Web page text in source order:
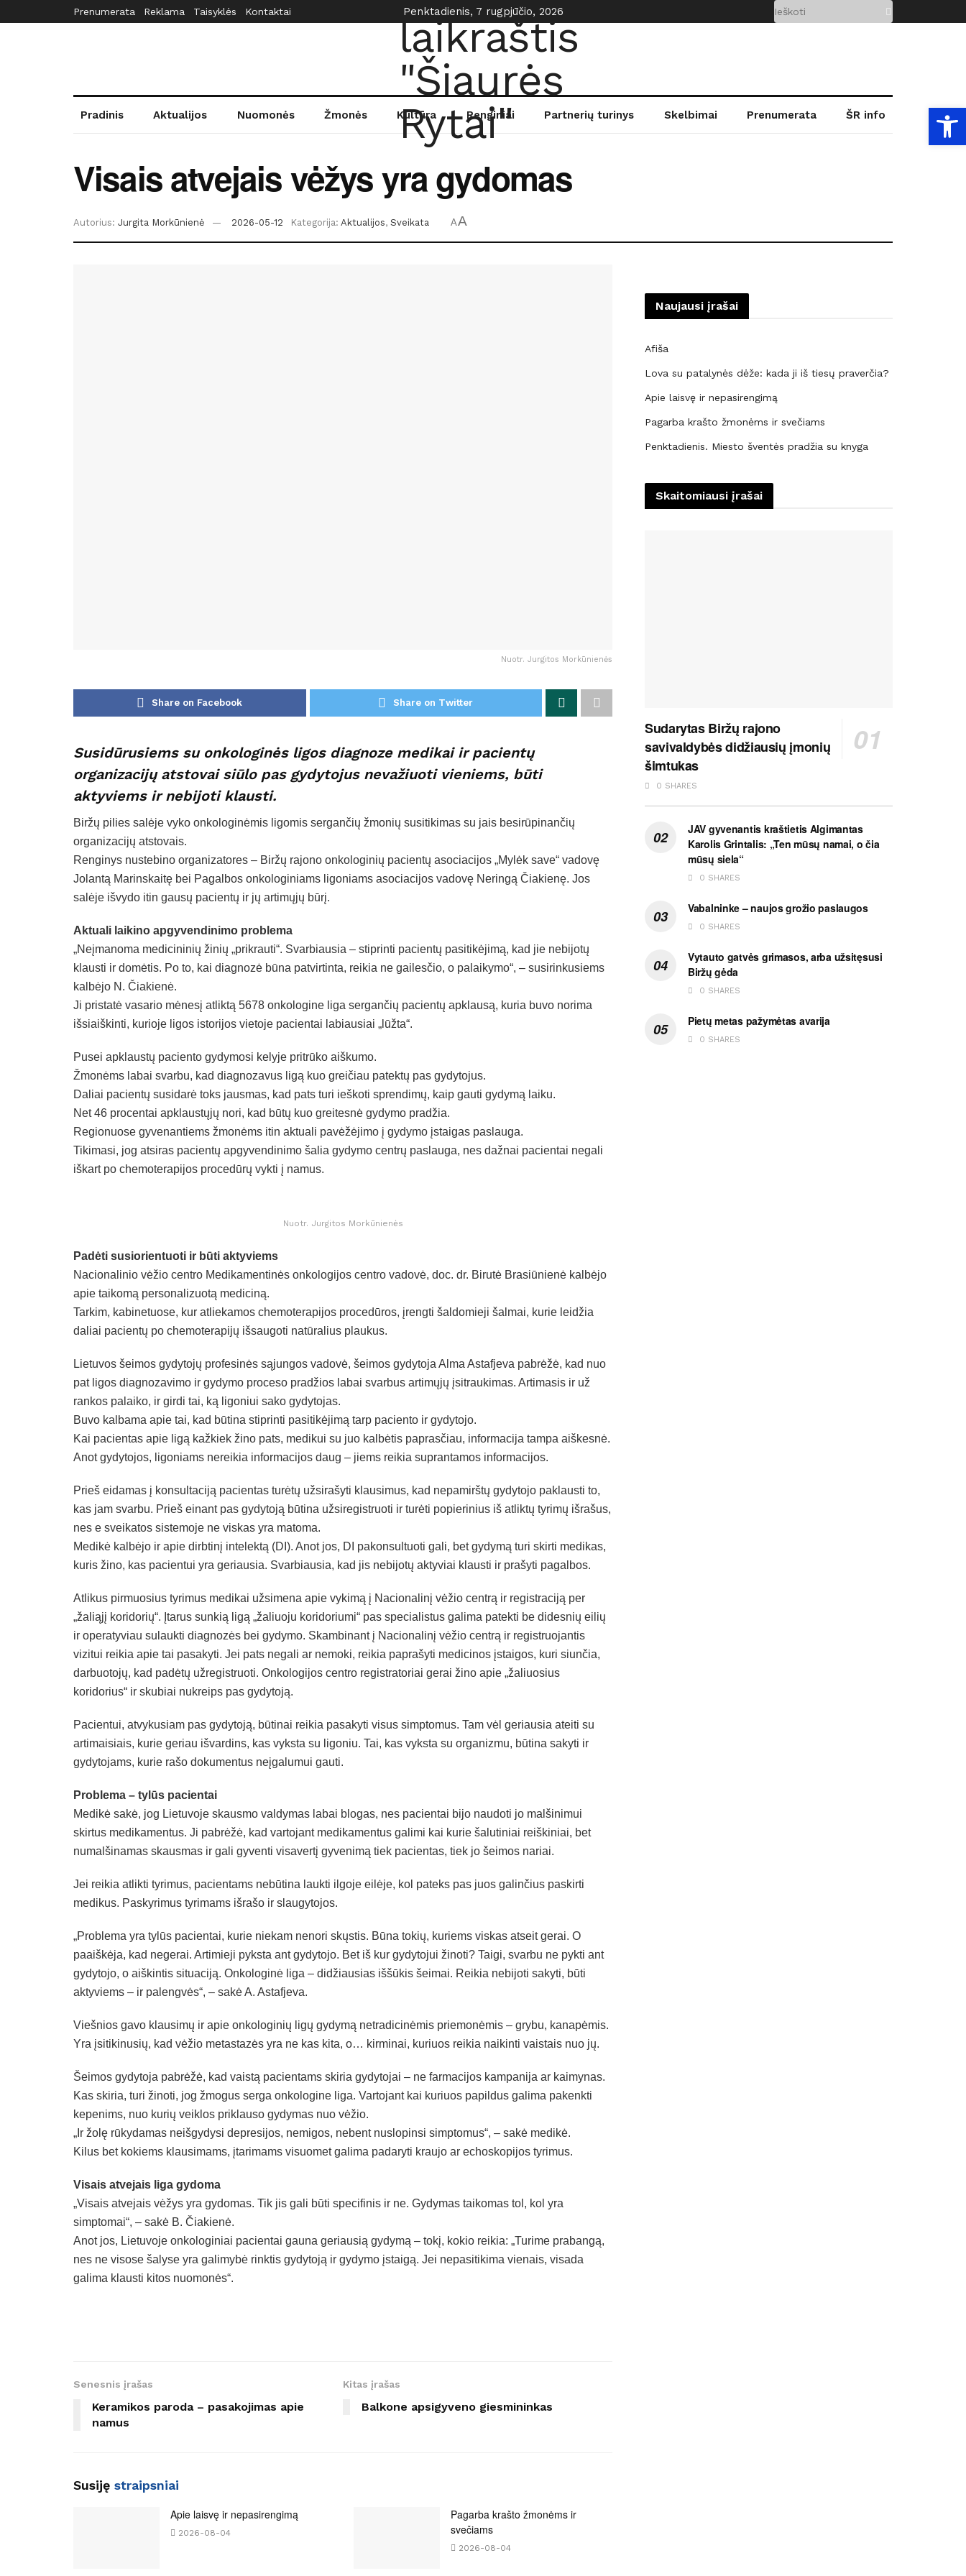
Prenumerata Reklama Taisyklės Kontaktai Penktadienis, 7 rugpjūčio, 2026
Pradinis Aktualijos Nuomonės Žmonės Kultūra Renginiai Partnerių turinys Skelbimai Prenumerata ŠR info
Visais atvejais vėžys yra gydomas
Autorius: Jurgita Morkūnienė 2026-05-12 Kategorija: Aktualijos, Sveikata AA
Nuotr. Jurgitos Morkūnienės
Share on Facebook Share on Twitter
Susidūrusiems su onkologinės ligos diagnoze medikai ir pacientų
organizacijų atstovai siūlo pas gydytojus nevažiuoti vieniems, būti
aktyviems ir nebijoti klausti.
Biržų pilies salėje vyko onkologinėmis ligomis sergančių žmonių susitikimas su jais besirūpinančių
organizacijų atstovais.
Renginys nustebino organizatores – Biržų rajono onkologinių pacientų asociacijos „Mylėk save“ vadovę
Jolantą Marinskaitę bei Pagalbos onkologiniams ligoniams asociacijos vadovę Neringą Čiakienę. Jos
salėje išvydo itin gausų pacientų ir jų artimųjų būrį.
Aktuali laikino apgyvendinimo problema
„Neįmanoma medicininių žinių „prikrauti“. Svarbiausia – stiprinti pacientų pasitikėjimą, kad jie nebijotų
klausti ir domėtis. Po to, kai diagnozė būna patvirtinta, reikia ne gailesčio, o palaikymo“, – susirinkusiems
kalbėjo N. Čiakienė.
Ji pristatė vasario mėnesį atliktą 5678 onkologine liga sergančių pacientų apklausą, kuria buvo norima
išsiaiškinti, kurioje ligos istorijos vietoje pacientai labiausiai „lūžta“.
Pusei apklaustų paciento gydymosi kelyje pritrūko aiškumo.
Žmonėms labai svarbu, kad diagnozavus ligą kuo greičiau patektų pas gydytojus.
Daliai pacientų susidarė toks jausmas, kad pats turi ieškoti sprendimų, kaip gauti gydymą laiku.
Net 46 procentai apklaustųjų nori, kad būtų kuo greitesnė gydymo pradžia.
Regionuose gyvenantiems žmonėms itin aktuali pavėžėjimo į gydymo įstaigas paslauga.
Tikimasi, jog atsiras pacientų apgyvendinimo šalia gydymo centrų paslauga, nes dažnai pacientai negali
iškart po chemoterapijos procedūrų vykti į namus.
Nuotr. Jurgitos Morkūnienės
Padėti susiorientuoti ir būti aktyviems
Nacionalinio vėžio centro Medikamentinės onkologijos centro vadovė, doc. dr. Birutė Brasiūnienė kalbėjo
apie taikomą personalizuotą mediciną.
Tarkim, kabinetuose, kur atliekamos chemoterapijos procedūros, įrengti šaldomieji šalmai, kurie leidžia
daliai pacientų po chemoterapijų išsaugoti natūralius plaukus.
Lietuvos šeimos gydytojų profesinės sąjungos vadovė, šeimos gydytoja Alma Astafjeva pabrėžė, kad nuo
pat ligos diagnozavimo ir gydymo proceso pradžios labai svarbus artimųjų įsitraukimas. Artimasis ir už
rankos palaiko, ir girdi tai, ką ligoniui sako gydytojas.
Buvo kalbama apie tai, kad būtina stiprinti pasitikėjimą tarp paciento ir gydytojo.
Kai pacientas apie ligą kažkiek žino pats, medikui su juo kalbėtis paprasčiau, informacija tampa aiškesnė.
Anot gydytojos, ligoniams nereikia informacijos daug – jiems reikia suprantamos informacijos.
Prieš eidamas į konsultaciją pacientas turėtų užsirašyti klausimus, kad nepamirštų gydytojo paklausti to,
kas jam svarbu. Prieš einant pas gydytoją būtina užsiregistruoti ir turėti popierinius iš atliktų tyrimų išrašus,
nes e sveikatos sistemoje ne viskas yra matoma.
Medikė kalbėjo ir apie dirbtinį intelektą (DI). Anot jos, DI pakonsultuoti gali, bet gydymą turi skirti medikas,
kuris žino, kas pacientui yra geriausia. Svarbiausia, kad jis nebijotų aktyviai klausti ir prašyti pagalbos.
Atlikus pirmuosius tyrimus medikai užsimena apie vykimą į Nacionalinį vėžio centrą ir registraciją per
„žaliąjį koridorių“. Įtarus sunkią ligą „žaliuoju koridoriumi“ pas specialistus galima patekti be didesnių eilių
ir operatyviau sulaukti diagnozės bei gydymo. Skambinant į Nacionalinį vėžio centrą ir registruojantis
vizitui reikia apie tai pasakyti. Jei pats negali ar nemoki, reikia paprašyti medicinos įstaigos, kuri siunčia,
darbuotojų, kad padėtų užregistruoti. Onkologijos centro registratoriai gerai žino apie „žaliuosius
koridorius“ ir skubiai nukreips pas gydytoją.
Pacientui, atvykusiam pas gydytoją, būtinai reikia pasakyti visus simptomus. Tam vėl geriausia ateiti su
artimaisiais, kurie geriau išvardins, kas vyksta su ligoniu. Tai, kas vyksta su organizmu, būtina sakyti ir
gydytojams, kurie rašo dokumentus neįgalumui gauti.
Problema – tylūs pacientai
Medikė sakė, jog Lietuvoje skausmo valdymas labai blogas, nes pacientai bijo naudoti jo malšinimui
skirtus medikamentus. Ji pabrėžė, kad vartojant medikamentus galimi kai kurie šalutiniai reiškiniai, bet
numalšinamas skausmas ir gali gyventi visavertį gyvenimą tiek pacientas, tiek jo šeimos nariai.
Jei reikia atlikti tyrimus, pacientams nebūtina laukti ilgoje eilėje, kol pateks pas juos galinčius paskirti
medikus. Paskyrimus tyrimams išrašo ir slaugytojos.
„Problema yra tylūs pacientai, kurie niekam nenori skųstis. Būna tokių, kuriems viskas atseit gerai. O
paaiškėja, kad negerai. Artimieji pyksta ant gydytojo. Bet iš kur gydytojui žinoti? Taigi, svarbu ne pykti ant
gydytojo, o aiškintis situaciją. Onkologinė liga – didžiausias iššūkis šeimai. Reikia nebijoti sakyti, būti
aktyviems – ir palengvės“, – sakė A. Astafjeva.
Viešnios gavo klausimų ir apie onkologinių ligų gydymą netradicinėmis priemonėmis – grybu, kanapėmis.
Yra įsitikinusių, kad vėžio metastazės yra ne kas kita, o… kirminai, kuriuos reikia naikinti vaistais nuo jų.
Šeimos gydytoja pabrėžė, kad vaistą pacientams skiria gydytojai – ne farmacijos kampanija ar kaimynas.
Kas skiria, turi žinoti, jog žmogus serga onkologine liga. Vartojant kai kuriuos papildus galima pakenkti
kepenims, nuo kurių veiklos priklauso gydymas nuo vėžio.
„Ir žolę rūkydamas neišgydysi depresijos, nemigos, nebent nuslopinsi simptomus“, – sakė medikė.
Kilus bet kokiems klausimams, įtarimams visuomet galima padaryti kraujo ar echoskopijos tyrimus.
Visais atvejais liga gydoma
„Visais atvejais vėžys yra gydomas. Tik jis gali būti specifinis ir ne. Gydymas taikomas tol, kol yra
simptomai“, – sakė B. Čiakienė.
Anot jos, Lietuvoje onkologiniai pacientai gauna geriausią gydymą – tokį, kokio reikia: „Turime prabangą,
nes ne visose šalyse yra galimybė rinktis gydytoją ir gydymo įstaigą. Jei nepasitikima vienais, visada
galima klausti kitos nuomonės“.
Senesnis įrašas
Keramikos paroda – pasakojimas apie
namus
Kitas įrašas
Balkone apsigyveno giesmininkas
Susiję straipsniai
Apie laisvę ir nepasirengimą
2026-08-04
Pagarba krašto žmonėms ir
svečiams
2026-08-04
Naujausi įrašai
Afiša
Lova su patalynės dėže: kada ji iš tiesų praverčia?
Apie laisvę ir nepasirengimą
Pagarba krašto žmonėms ir svečiams
Penktadienis. Miesto šventės pradžia su knyga
Skaitomiausi įrašai
Sudarytas Biržų rajono
savivaldybės didžiausių įmonių
šimtukas
0 SHARES
JAV gyvenantis kraštietis Algimantas
Karolis Grintalis: „Ten mūsų namai, o čia
mūsų siela“
0 SHARES
Vabalninke – naujos grožio paslaugos
0 SHARES
Vytauto gatvės grimasos, arba užsitęsusi
Biržų gėda
0 SHARES
Pietų metas pažymėtas avarija
0 SHARES